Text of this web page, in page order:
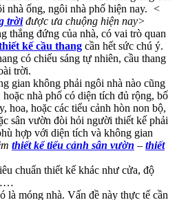
nhà ống, ngôi nhà phố hiện nay.
<
trời được ưa chuộng hiện nay>
thẳng đứng của nhà, có vai trò quan
kế cầu thang cần hết sức chú ý.
có chiếu sáng tự nhiên, cầu thang
trời.
gian không phải ngôi nhà nào cũng
nhà phố có diện tích đủ rộng, bố
hoa, hoặc các tiểu cảnh hòn non bộ,
sân vườn đòi hỏi người thiết kế phải
hợp với diện tích và không gian
thiết kể tiểu cảnh sân vườn – thiết
chuẩn thiết kế khác như cửa, độ
là móng nhà. Vấn đề này thực tế cần